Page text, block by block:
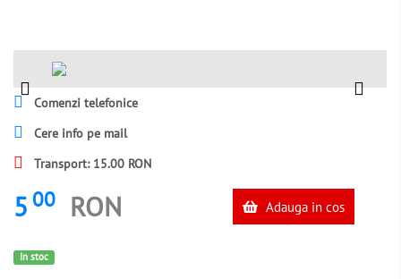
Comenzi telefonice
Cere info pe mail
Transport: 15.00 RON
5 00 RON Adauga in cos
In stoc